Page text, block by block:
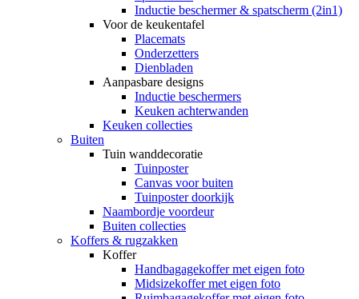
Inductie beschermer & spatscherm (2in1)
Voor de keukentafel
Placemats
Onderzetters
Dienbladen
Aanpasbare designs
Inductie beschermers
Keuken achterwanden
Keuken collecties
Buiten
Tuin wanddecoratie
Tuinposter
Canvas voor buiten
Tuinposter doorkijk
Naambordje voordeur
Buiten collecties
Koffers & rugzakken
Koffer
Handbagagekoffer met eigen foto
Midsizekoffer met eigen foto